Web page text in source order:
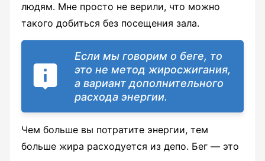
людям. Мне просто не верили, что можно
такого добиться без посещения зала.
Если мы говорим о беге, то
это не метод жиросжигания,
а вариант дополнительного
расхода энергии.
Чем больше вы потратите энергии, тем
больше жира расходуется из депо. Бег — это